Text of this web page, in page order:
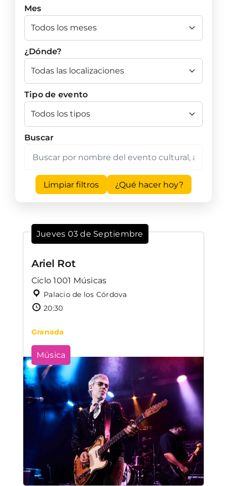
Mes
¿Dónde?
Tipo de evento
Buscar
Limpiar filtros ¿Qué hacer hoy?
Jueves 03 de Septiembre
Ariel Rot
Ciclo 1001 Músicas
Palacio de los Córdova
20:30
Granada
Música